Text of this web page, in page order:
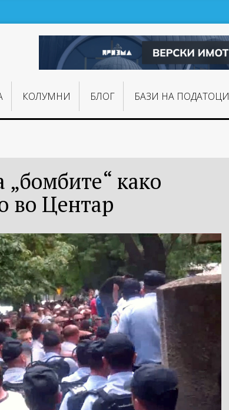
КОЛУМНИ БЛОГ БАЗИ НА ПОДАТОЦИ
„бомбите“ како
во Центар